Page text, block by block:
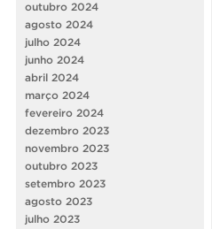
outubro 2024
agosto 2024
julho 2024
junho 2024
abril 2024
março 2024
fevereiro 2024
dezembro 2023
novembro 2023
outubro 2023
setembro 2023
agosto 2023
julho 2023